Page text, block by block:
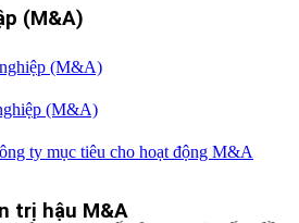
(M&A)
(M&A)
(M&A)
ty mục tiêu cho hoạt động M&A
trị hậu M&A